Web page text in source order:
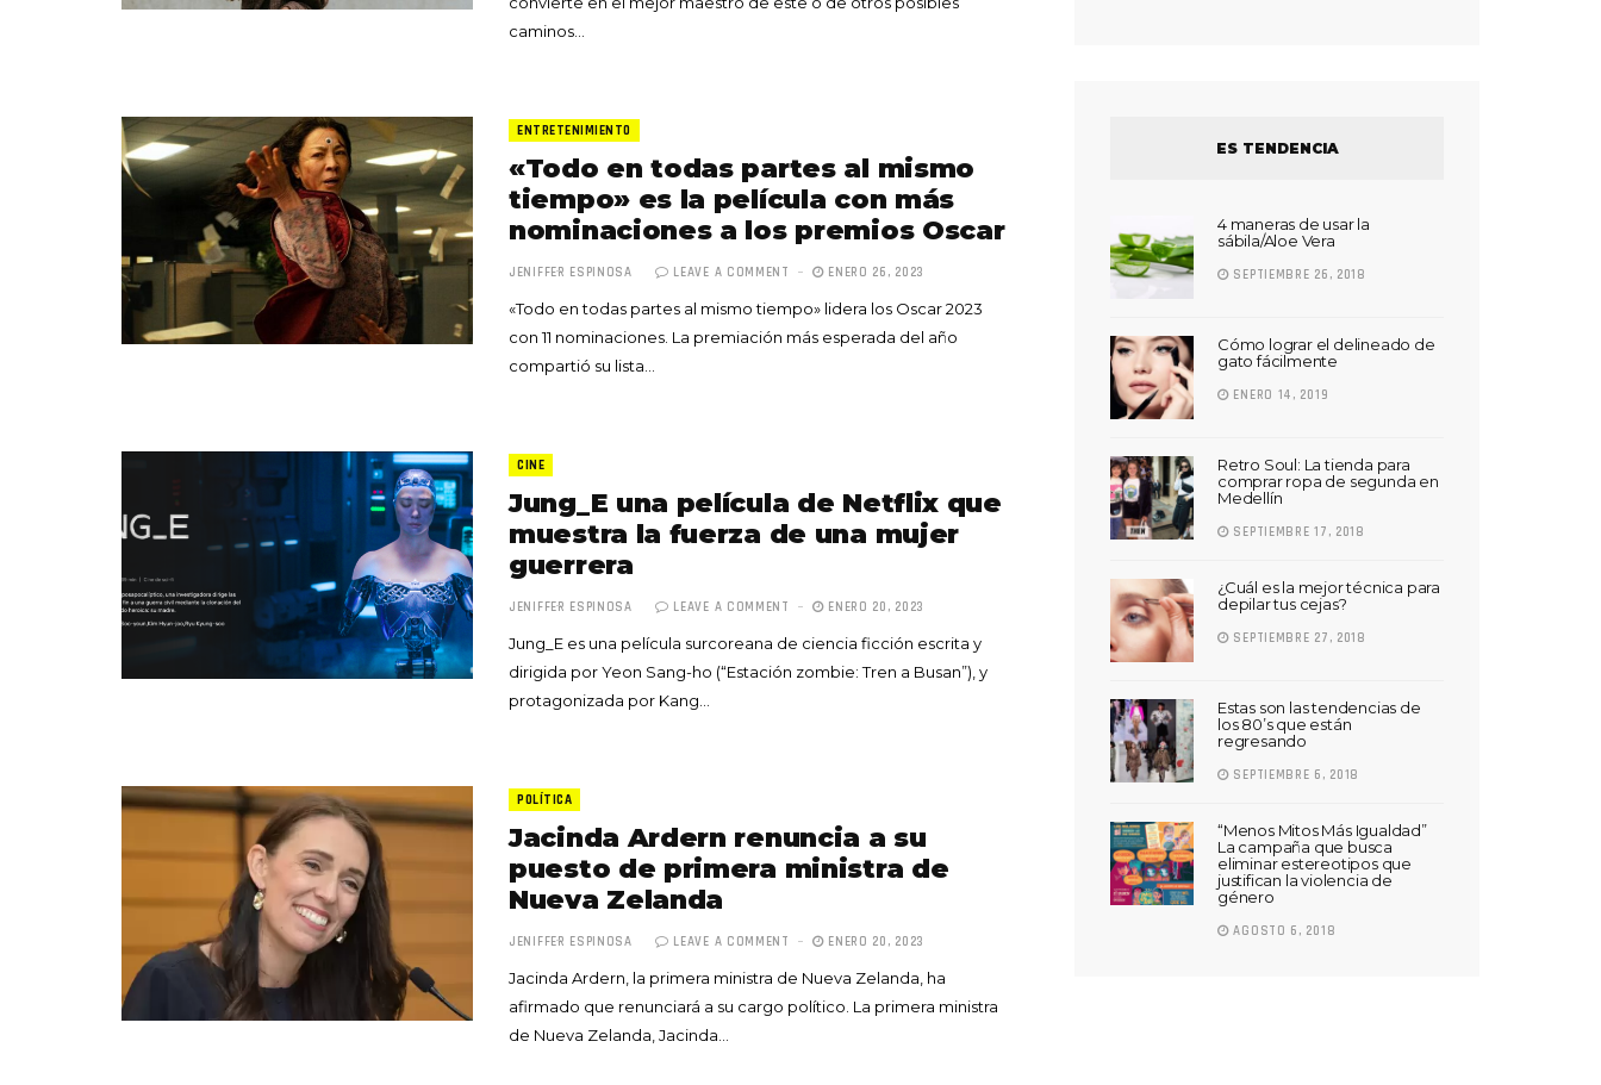
caminos…
ENTRETENIMIENTO
«Todo en todas partes al mismo
tiempo» es la película con más
nominaciones a los premios Oscar
JENIFFER ESPINOSA LEAVE A COMMENT ENERO 26, 2023
«Todo en todas partes al mismo tiempo» lidera los Oscar 2023
con 11 nominaciones. La premiación más esperada del año
compartió su lista…
CINE
Jung_E una película de Netflix que
muestra la fuerza de una mujer
guerrera
JENIFFER ESPINOSA LEAVE A COMMENT ENERO 20, 2023
Jung_E es una película surcoreana de ciencia ficción escrita y
dirigida por Yeon Sang-ho (“Estación zombie: Tren a Busan”), y
protagonizada por Kang…
POLÍTICA
Jacinda Ardern renuncia a su
puesto de primera ministra de
Nueva Zelanda
JENIFFER ESPINOSA LEAVE A COMMENT ENERO 20, 2023
Jacinda Ardern, la primera ministra de Nueva Zelanda, ha
afirmado que renunciará a su cargo político. La primera ministra
de Nueva Zelanda, Jacinda…
ES TENDENCIA
4 maneras de usar la
sábila/Aloe Vera
SEPTIEMBRE 26, 2018
Cómo lograr el delineado de
gato fácilmente
ENERO 14, 2019
Retro Soul: La tienda para
comprar ropa de segunda en
Medellín
SEPTIEMBRE 17, 2018
¿Cuál es la mejor técnica para
depilar tus cejas?
SEPTIEMBRE 27, 2018
Estas son las tendencias de
los 80’s que están
regresando
SEPTIEMBRE 6, 2018
“Menos Mitos Más Igualdad”
La campaña que busca
eliminar estereotipos que
justifican la violencia de
género
AGOSTO 6, 2018